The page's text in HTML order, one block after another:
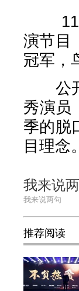
11月
演节目
冠军，
公开
秀演员
季的脱
目理念。
我来说
推荐阅读